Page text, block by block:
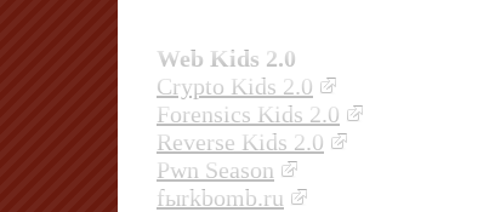
Web Kids 2.0
Crypto Kids 2.0
Forensics Kids 2.0
Reverse Kids 2.0
Pwn Season
fыrkbomb.ru